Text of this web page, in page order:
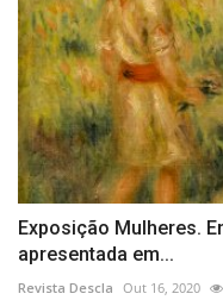
Exposição Mulheres.
apresentada em...
Revista Descla Out 16, 2020